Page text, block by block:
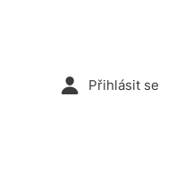
Přihlásit se